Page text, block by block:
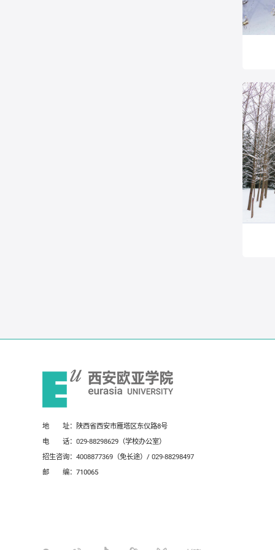
地 址：陕西省西安市雁塔区东仪路8号
电 话： 029-88298629（学校办公室）
招生咨询： 4008877369（免长途）/029-88298497
邮 编：710065